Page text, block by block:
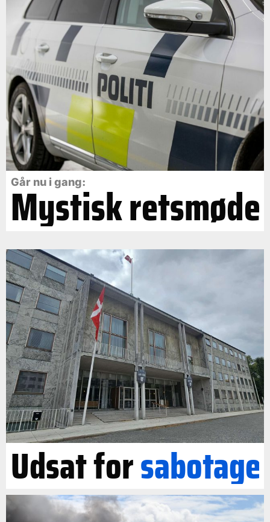
Går nu i gang:
Mystisk retsmøde
Udsat forsabotage